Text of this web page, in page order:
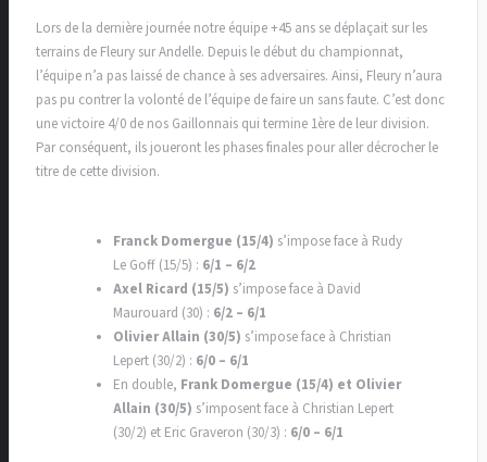
Lors de la dernière journée notre équipe +45 ans se déplaçait sur les
terrains de Fleury sur Andelle. Depuis le début du championnat,
l’équipe n’a pas laissé de chance à ses adversaires. Ainsi, Fleury n’aura
pas pu contrer la volonté de l’équipe de faire un sans faute. C’est donc
une victoire 4/0 de nos Gaillonnais qui termine 1ère de leur division.
Par conséquent, ils joueront les phases finales pour aller décrocher le
titre de cette division.
Franck Domergue (15/4) s’impose face à Rudy
Le Goff (15/5) : 6/1 – 6/2
Axel Ricard (15/5) s’impose face à David
Maurouard (30) : 6/2 – 6/1
Olivier Allain (30/5) s’impose face à Christian
Lepert (30/2) : 6/0 – 6/1
En double, Frank Domergue (15/4) et Olivier
Allain (30/5) s’imposent face à Christian Lepert
(30/2) et Eric Graveron (30/3) : 6/0 – 6/1